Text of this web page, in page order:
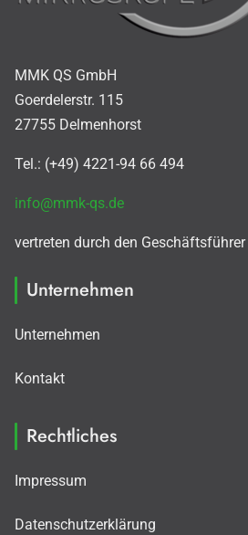
MMK QS GmbH
Goerdelerstr. 115
27755 Delmenhorst
Tel.: (+49) 4221-94 66 494
info@mmk-qs.de
vertreten durch den
Unternehmen
Unternehmen
Kontakt
Rechtliches
Impressum
Datenschutzerklärung